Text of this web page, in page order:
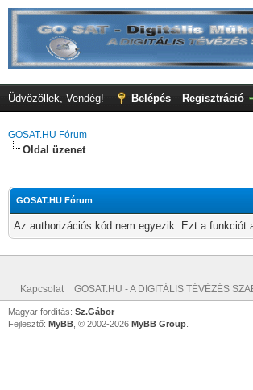
Üdvözöllek, Vendég! Belépés Regisztráció
GOSAT.HU Fórum
Oldal üzenet
GOSAT.HU Fórum
Az authorizációs kód nem egyezik. Ezt a funkciót
Kapcsolat GOSAT.HU - A DIGITÁLIS TÉVÉZÉS
Magyar fordítás: Sz.Gábor
Fejlesztő: MyBB , © 2002-2026 MyBB Group